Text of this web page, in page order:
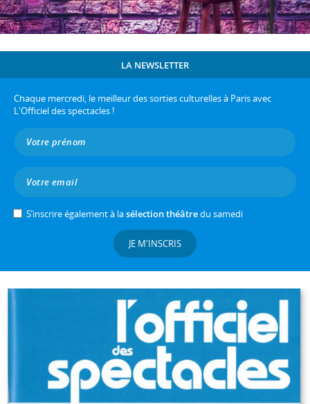
LA NEWSLETTER
Chaque mercredi, le meilleur des sorties culturelles à Paris avec
L'Officiel des spectacles !
S’inscrire également à lasélection théâtredu samedi
JE M'INSCRIS